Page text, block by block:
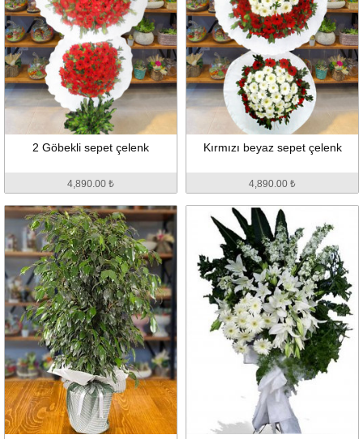
2 Göbekli sepet çelenk
4,890.00 ₺
Kırmızı beyaz sepet çelenk
4,890.00 ₺